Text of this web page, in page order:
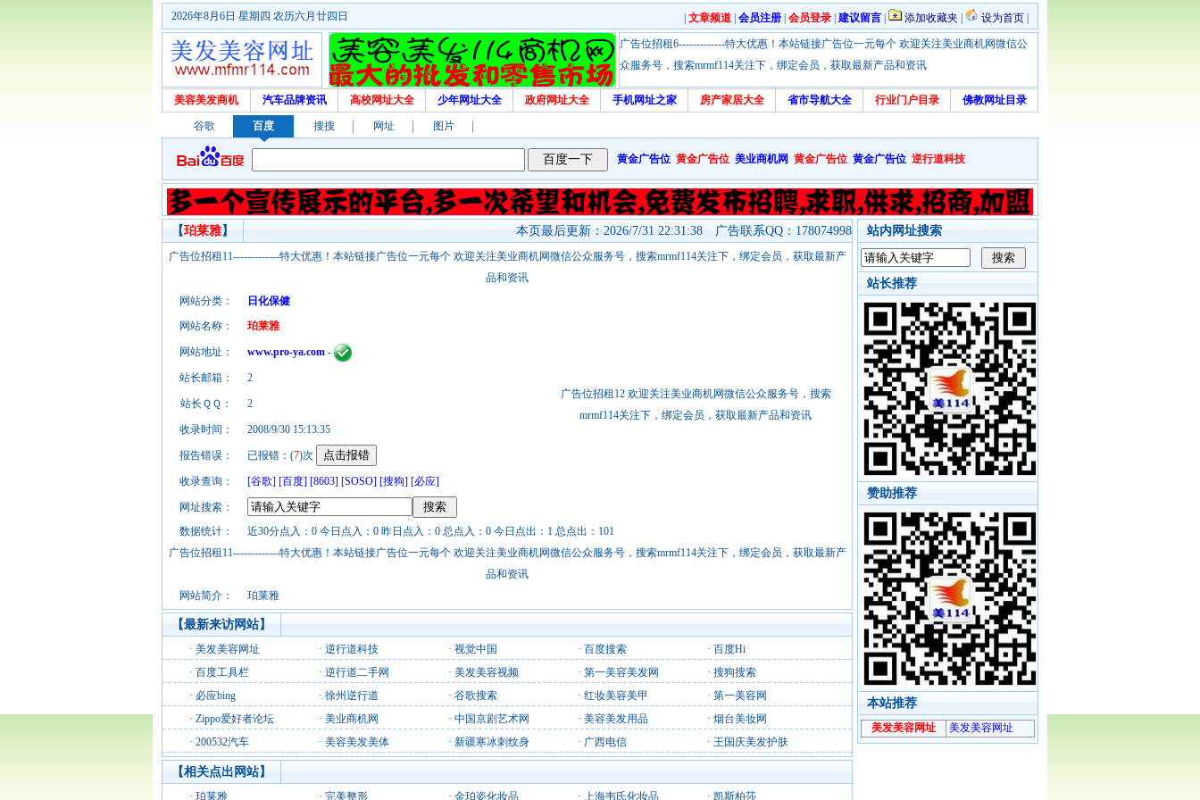
文章频道 会员注册 会员登录 建议留言 添加收藏夹 设为首页
2026年8月6日 星期四 农历六月廿四日
广告位招租6-------------特大优惠！本站链接广告位一元每个 欢迎关注美业商机网微信公
众服务号，搜索mrmf114关注下，绑定会员，获取最新产品和资讯
美容美发商机 汽车品牌资讯 高校网址大全 少年网址大全 政府网址大全 手机网址之家 房产家居大全 省市导航大全 行业门户目录 佛教网址目录
谷歌 百度 搜搜 网址 图片
黄金广告位 黄金广告位 美业商机网 黄金广告位 黄金广告位 逆行道科技
站内网址搜索
站长推荐
赞助推荐
本站推荐
本页最后更新：2026/7/31 22:31:38 广告联系QQ：178074998
【珀莱雅】
广告位招租11-------------特大优惠！本站链接广告位一元每个 欢迎关注美业商机网微信公众服务号，搜索mrmf114关注下，绑定会员，获取最新产
品和资讯
网站分类：
日化保健
广告位招租12 欢迎关注美业商机网微信公众服务号，搜索
mrmf114关注下，绑定会员，获取最新产品和资讯
网站名称： 珀莱雅
网站地址： www.pro-ya.com -
站长邮箱： 2
站长ＱＱ： 2
收录时间： 2008/9/30 15:13:35
报告错误： 已报错：(7)次
收录查询： [谷歌] [百度] [8603] [SOSO] [搜狗] [必应]
网址搜索：
数据统计：
近30分点入：0 今日点入：0 昨日点入：0 总点入：0 今日点出：1 总点出：101
广告位招租11-------------特大优惠！本站链接广告位一元每个 欢迎关注美业商机网微信公众服务号，搜索mrmf114关注下，绑定会员，获取最新产
品和资讯
网站简介：
珀莱雅
【最新来访网站】
· 美发美容网址 · 逆行道科技 · 视觉中国 · 百度搜索 · 百度Hi
· 百度工具栏 · 逆行道二手网 · 美发美容视频 · 第一美容美发网 · 搜狗搜索
· 必应bing · 徐州逆行道 · 谷歌搜索 · 红妆美容美甲 · 第一美容网
· Zippo爱好者论坛 · 美业商机网 · 中国京剧艺术网 · 美容美发用品 · 烟台美妆网
· 200532汽车 · 美容美发美体 · 新疆寒冰刺纹身 · 广西电信 · 王国庆美发护肤
【相关点出网站】
· 珀莱雅 · 完美整形 · 金珀姿化妆品 · 上海韦氏化妆品 · 凯斯柏莎